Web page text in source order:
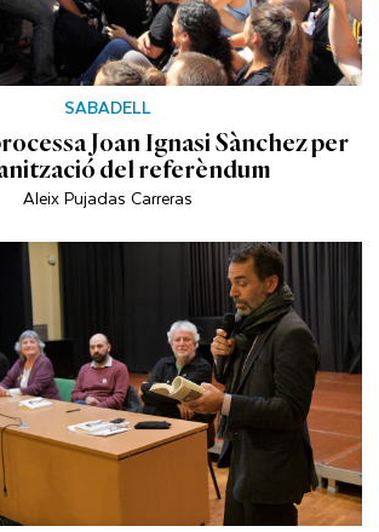
SABADELL
Joan Ignasi Sànchez per
del referèndum
Aleix Pujadas Carreras